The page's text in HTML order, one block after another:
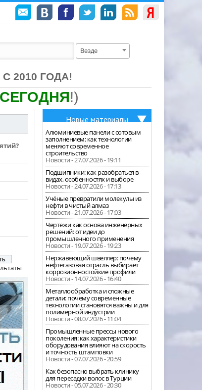
Везде
С 2010 ГОДА!
СЕГОДНЯ!)
Новые материалы
Алюминиевые панели с сотовым
заполнением: как технологии
меняют современное
строительство
Новости - 27.07.2026 - 19:11
Подшипники: как разобраться в
видах, особенностях и выборе
Новости - 24.07.2026 - 17:13
Учёные превратили молекулы из
нефти в чистый алмаз
Новости - 21.07.2026 - 17:03
Чертежи как основа инженерных
решений: от идеи до
промышленного применения
Новости - 19.07.2026 - 19:23
Нержавеющий швеллер: почему
нефтегазовая отрасль выбирает
коррозионностойкие профили
Новости - 14.07.2026 - 16:40
Металлообработка и сложные
детали: почему современные
технологии становятся важны и для
полимерной индустрии
Новости - 08.07.2026 - 11:04
Промышленные прессы нового
поколения: как характеристики
оборудования влияют на скорость
и точность штамповки
Новости - 07.07.2026 - 20:59
Как безопасно выбрать клинику
для пересадки волос в Турции
Новости - 05.07.2026 - 20:30